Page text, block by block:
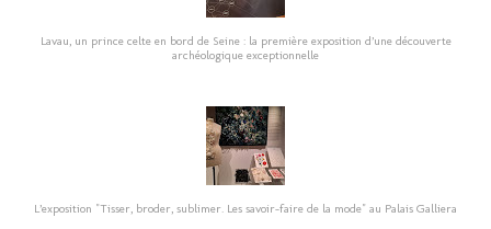
Lavau, un prince celte en bord de Seine : la première exposition d’une découverte
archéologique exceptionnelle
L’exposition "Tisser, broder, sublimer. Les savoir-faire de la mode" au Palais Galliera